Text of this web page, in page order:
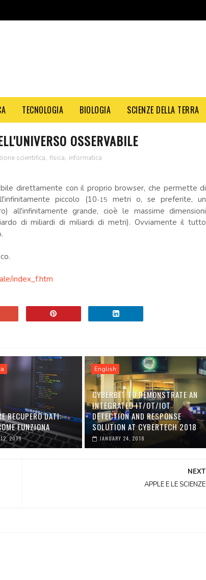
TECNOLOGIA BIOLOGIA SCIENZE DELLA TERRA
OSSERVABILE
scientifica, fisica, informatica
direttamente con il proprio browser, che permette di
piccolo (10-15
metri o, se preferite, un
all'infinitamente grande, cioè le massime dimensioni
di miliardi di miliardi di metri). Ovviamente il tutto
index_f.htm
RECUPERO DATI:
FUNZIONA
12, 2019
English
CYBERBIT TO DEMONSTRATE AN
INTEGRATED IT/OT/IOT
DETECTION AND RESPONSE
SOLUTION AT CYBERTECH 2018
JANUARY 24, 2018
NEXT
APPLE E LE SCIENZE